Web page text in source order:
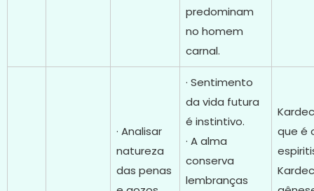
predominam
no homem
carnal.
· Analisar
natureza
das penas
· Sentimento
da vida futura
é instintivo.
· A alma
conserva
lembranças
que é